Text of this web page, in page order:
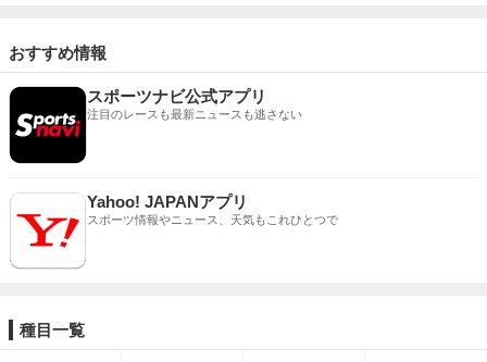
おすすめ情報
スポーツナビ公式アプリ
注目のレースも最新ニュースも逃さない
Yahoo! JAPANアプリ
スポーツ情報やニュース、天気もこれひとつで
種目一覧